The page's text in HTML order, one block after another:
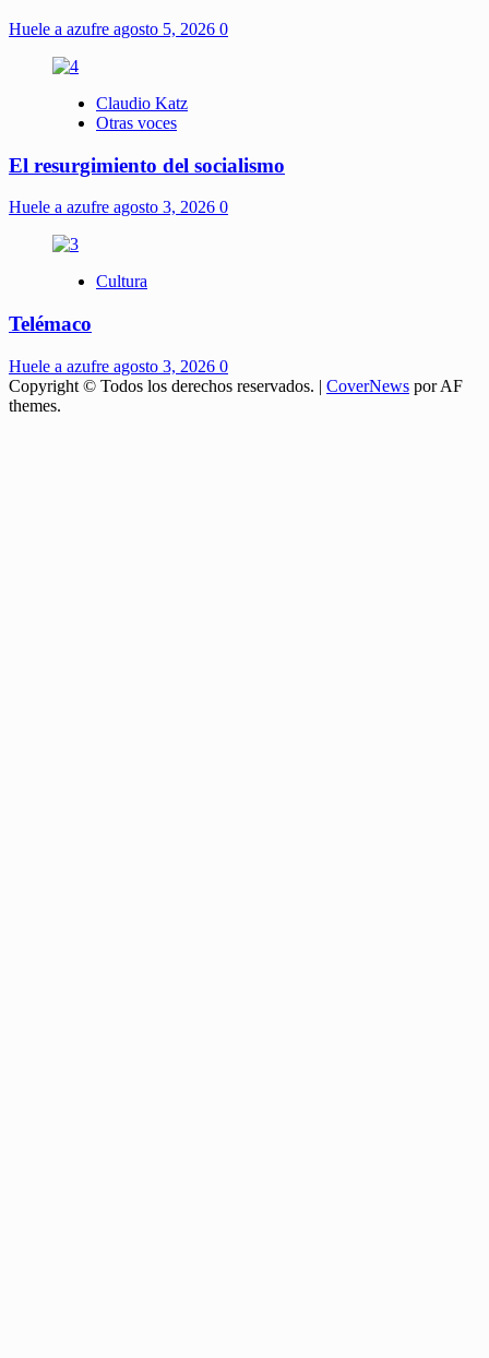
Huele a azufre agosto 5, 2026 0
Claudio Katz
Otras voces
El resurgimiento del socialismo
Huele a azufre agosto 3, 2026 0
Cultura
Telémaco
Huele a azufre agosto 3, 2026 0
Copyright © Todos los derechos reservados. | CoverNews por AF
themes.